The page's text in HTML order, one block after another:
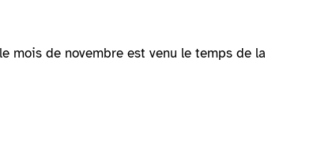
mois de novembre est venu le temps de la